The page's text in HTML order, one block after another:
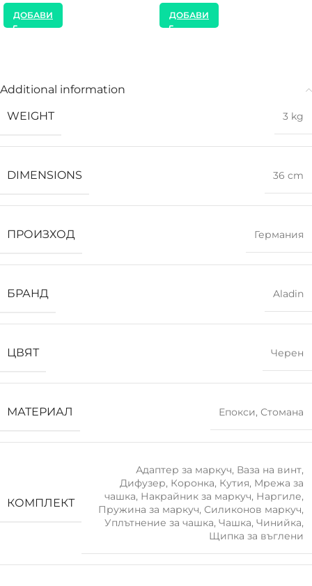
ДОБАВИ ДОБАВИ
Additional information
WEIGHT
3 kg
DIMENSIONS 36 cm
ПРОИЗХОД Германия
БРАНД Aladin
ЦВЯТ Черен
МАТЕРИАЛ Епокси, Стомана
КОМПЛЕКТ
Адаптер за маркуч, Ваза на винт,
Дифузер, Коронка, Кутия, Мрежа за
чашка, Накрайник за маркуч, Наргиле,
Пружина за маркуч, Силиконов маркуч,
Уплътнение за чашка, Чашка, Чинийка,
Щипка за въглени